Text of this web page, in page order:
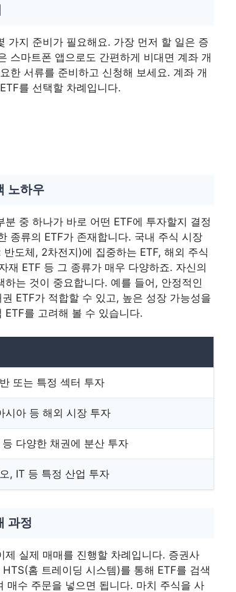
가지 준비가 필요해요. 가장 먼저 할 일은 증
스마트폰 앱으로도 간편하게 비대면 계좌 개
한 서류를 준비하고 신청해 보세요. 계좌 개
를 선택할 차례입니다.
노하우
중 하나가 바로 어떤 ETF에 투자할지 결정
종류의 ETF가 존재합니다. 국내 주식 시장
도체, 2차전지)에 집중하는 ETF, 해외 주식
재 ETF 등 그 종류가 매우 다양하죠. 자신의
는 것이 중요합니다. 예를 들어, 안정적인
ETF가 적합할 수 있고, 높은 성장 가능성을
ETF를 고려해 볼 수 있습니다.
또는 특정 섹터 투자
시아 등 해외 시장 투자
다양한 채권에 분산 투자
, IT 등 특정 산업 투자
과정
제 실제 매매를 진행할 차례입니다. 증권사
홈 트레이딩 시스템)를 통해 ETF를 검색
매수 주문을 넣으면 됩니다. 마치 주식을 사